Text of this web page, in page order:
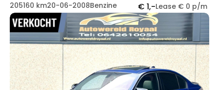
205160 km20-06-2008Benzine € 1,-Lease € 0 p/m